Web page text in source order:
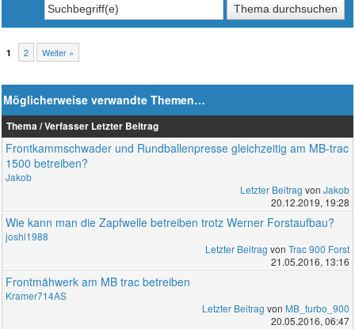
1 2 Weiter »
Möglicherweise verwandte Themen…
Thema / Verfasser Letzter Beitrag
Frontkammschwader und Rundballenpresse gleichzeitig am MB-trac
1500 betreiben?
Jakob
Letzter Beitrag von Jakob
20.12.2019, 19:28
Wie kann man die Zapfwelle betreiben trotz Werner Forstaufbau?
joshi1988
Letzter Beitrag von Trac 900 Forst
21.05.2016, 13:16
Frontmähwerk am MB trac betreiben
Kramer714AS
Letzter Beitrag von MB_turbo_900
20.05.2016, 06:47